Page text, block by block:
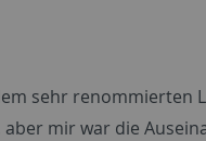
sehr renommierten
mir war die